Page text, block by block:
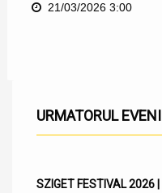
21/03/2026 3:00
URMATORUL
SZIGET FESTIVAL 2026